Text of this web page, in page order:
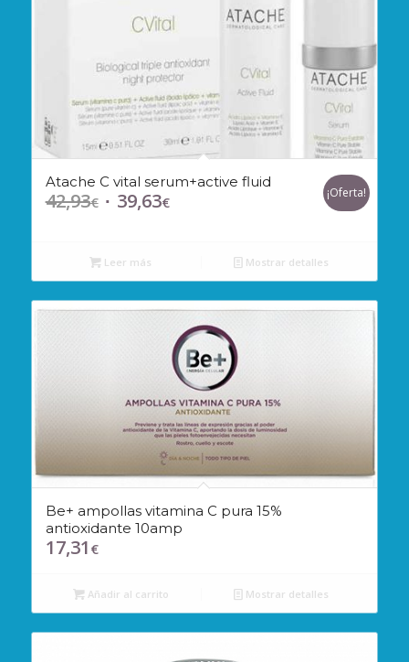
Atache C vital serum+active fluid
42,93€ El
era:
42,93€.
39,63€El
39,63€.
¡Oferta!
Leer más Mostrar detalles
Be+ ampollas vitamina C pura 15%
antioxidante 10amp
17,31 €
Añadir al carrito Mostrar detalles